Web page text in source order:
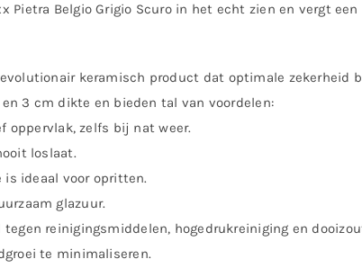
Pietra Belgio Grigio Scuro in het echt zien en vergt
keramisch product dat optimale zekerheid
3 cm dikte en bieden tal van voordelen:
oppervlak, zelfs bij nat weer.
loslaat.
is ideaal voor opritten.
glazuur.
reinigingsmiddelen, hogedrukreiniging en
te minimaliseren.